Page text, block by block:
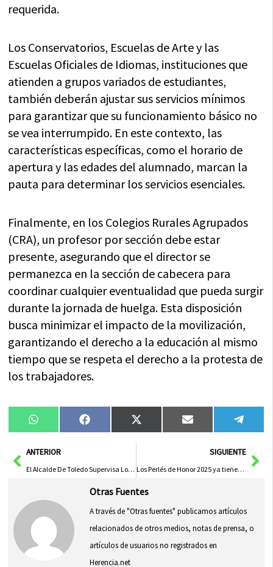
requerida.
Los Conservatorios, Escuelas de Arte y las
Escuelas Oficiales de Idiomas, instituciones que
atienden a grupos variados de estudiantes,
también deberán ajustar sus servicios mínimos
para garantizar que su funcionamiento básico no
se vea interrumpido. En este contexto, las
características específicas, como el horario de
apertura y las edades del alumnado, marcan la
pauta para determinar los servicios esenciales.
Finalmente, en los Colegios Rurales Agrupados
(CRA), un profesor por sección debe estar
presente, asegurando que el director se
permanezca en la sección de cabecera para
coordinar cualquier eventualidad que pueda surgir
durante la jornada de huelga. Esta disposición
busca minimizar el impacto de la movilización,
garantizando el derecho a la educación al mismo
tiempo que se respeta el derecho a la protesta de
los trabajadores.
Compartir
en
WhatsAppCompartir
en
FacebookCompartir
en
X
(Twitter)
Compartir
en
Email
en
AntANTERIOR
El Alcalde De Toledo Supervisa Los Trabajos De Restauración En La Ribera Del Casco Histórico
SIGUIENTE
Los Perlés de Honor 2025 ya tienen candidatos: 26 aspirantes competirán por el prestigioso galardón
Otras Fuentes
A través de "Otras fuentes" publicamos artículos
relacionados de otros medios, notas de prensa, o
artículos de usuarios no registrados en
Herencia.net